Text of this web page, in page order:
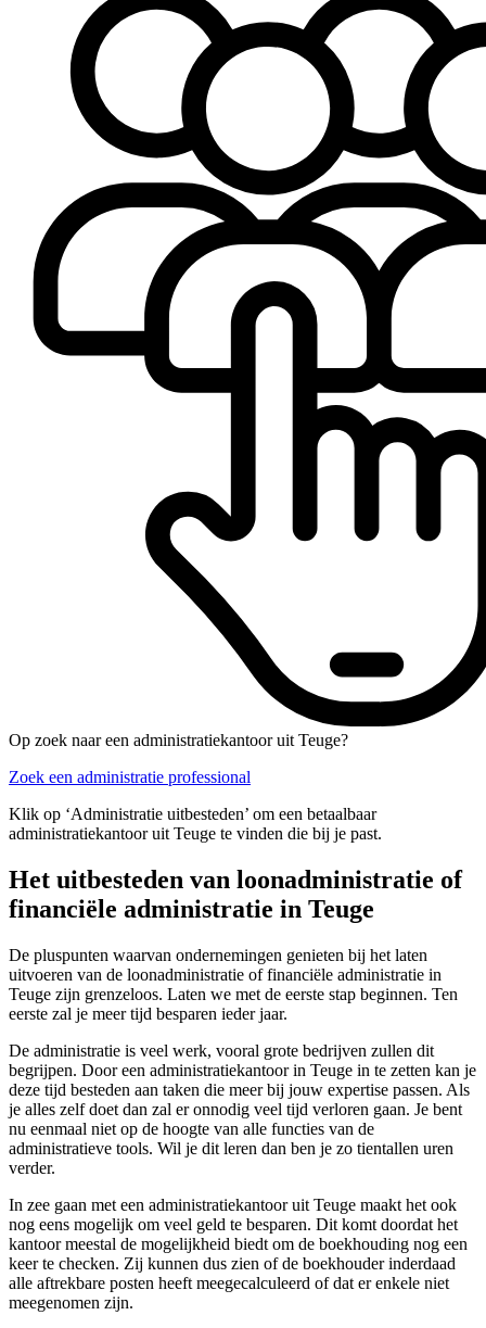
Op zoek naar een administratiekantoor uit Teuge?
Zoek een administratie professional
Klik op ‘Administratie uitbesteden’ om een betaalbaar
administratiekantoor uit Teuge te vinden die bij je past.
Het uitbesteden van loonadministratie of
financiële administratie in Teuge
De pluspunten waarvan ondernemingen genieten bij het laten
uitvoeren van de loonadministratie of financiële administratie in
Teuge zijn grenzeloos. Laten we met de eerste stap beginnen. Ten
eerste zal je meer tijd besparen ieder jaar.
De administratie is veel werk, vooral grote bedrijven zullen dit
begrijpen. Door een administratiekantoor in Teuge in te zetten kan je
deze tijd besteden aan taken die meer bij jouw expertise passen. Als
je alles zelf doet dan zal er onnodig veel tijd verloren gaan. Je bent
nu eenmaal niet op de hoogte van alle functies van de
administratieve tools. Wil je dit leren dan ben je zo tientallen uren
verder.
In zee gaan met een administratiekantoor uit Teuge maakt het ook
nog eens mogelijk om veel geld te besparen. Dit komt doordat het
kantoor meestal de mogelijkheid biedt om de boekhouding nog een
keer te checken. Zij kunnen dus zien of de boekhouder inderdaad
alle aftrekbare posten heeft meegecalculeerd of dat er enkele niet
meegenomen zijn.